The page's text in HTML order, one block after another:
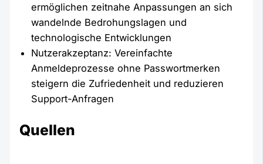
ermöglichen zeitnahe Anpassungen an sich
wandelnde Bedrohungslagen und
technologische Entwicklungen
Nutzerakzeptanz: Vereinfachte
Anmeldeprozesse ohne Passwortmerken
steigern die Zufriedenheit und reduzieren
Support-Anfragen
Quellen